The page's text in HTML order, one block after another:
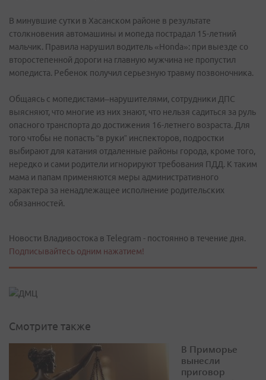
В минувшие сутки в Хасанском районе в результате
столкновения автомашины и мопеда пострадал 15-летний
мальчик. Правила нарушил водитель «Honda»: при выезде со
второстепенной дороги на главную мужчина не пропустил
мопедиста. Ребенок получил серьезную травму позвоночника.
Общаясь с мопедистами–нарушителями, сотрудники ДПС
выясняют, что многие из них знают, что нельзя садиться за руль
опасного транспорта до достижения 16-летнего возраста. Для
того чтобы не попасть “в руки” инспекторов, подростки
выбирают для катания отдаленные районы города, кроме того,
нередко и сами родители игнорируют требования ПДД. К таким
мама и папам применяются меры административного
характера за ненадлежащее исполнение родительских
обязанностей.
Новости Владивостока в Telegram - постоянно в течение дня.
Подписывайтесь одним нажатием!
Смотрите также
В Приморье
вынесли
приговор